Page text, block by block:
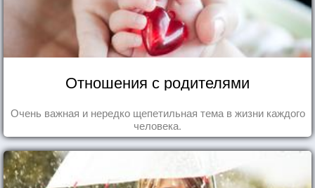
Отношения с родителями
Очень важная и нередко щепетильная тема в жизни каждого
человека.